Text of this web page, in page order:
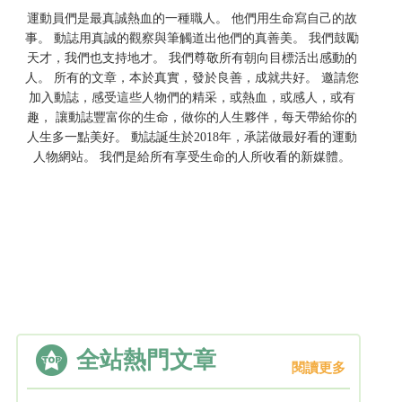
運動員們是最真誠熱血的一種職人。 他們用生命寫自己的故
事。 動誌用真誠的觀察與筆觸道出他們的真善美。 我們鼓勵
天才，我們也支持地才。 我們尊敬所有朝向目標活出感動的
人。 所有的文章，本於真實，發於良善，成就共好。 邀請您
加入動誌，感受這些人物們的精采，或熱血，或感人，或有
趣， 讓動誌豐富你的生命，做你的人生夥伴，每天帶給你的
人生多一點美好。 動誌誕生於2018年，承諾做最好看的運動
人物網站。 我們是給所有享受生命的人所收看的新媒體。
全站熱門文章 閱讀更多